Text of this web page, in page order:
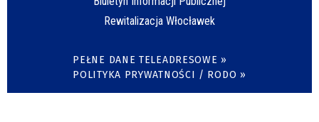
Rewitalizacja Włocławek
PEŁNE DANE TELEADRESOWE »
POLITYKA PRYWATNOŚCI / RODO »